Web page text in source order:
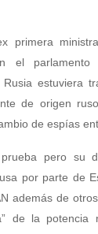
primera
el parlamento
Rusia estuviera
de origen
de espías
pero su
por parte de
además de
de la potencia